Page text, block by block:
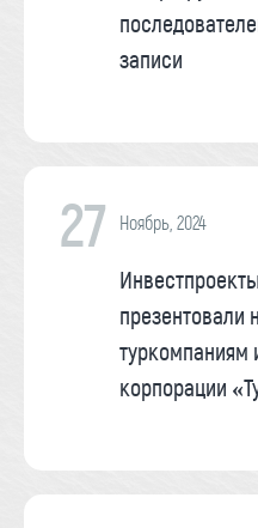
записи
27 Ноябрь, 2024
презентовали
туркомпаниям
корпорации